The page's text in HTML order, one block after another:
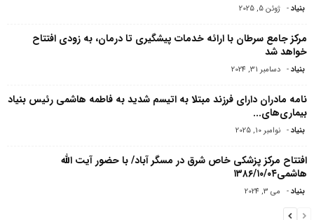
بنیاد- ژوئن 5, 2025
مرکز جامع سرطان با ارائه خدمات پیشگیری تا درمان، به زودی افتتاح
خواهد شد
بنیاد- دسامبر 31, 2024
نامه مادران دارای فرزند مبتلا به اتیسم شدید به فاطمه هاشمی رئیس بنیاد
بیماری‌های...
بنیاد- نوامبر 10, 2025
افتتاح مرکز پزشکی خاص شرق در مسگر آباد/ با حضور آیت الله
هاشمی۱۳۸۶/۱۰/۰۴
بنیاد- می 3, 2024